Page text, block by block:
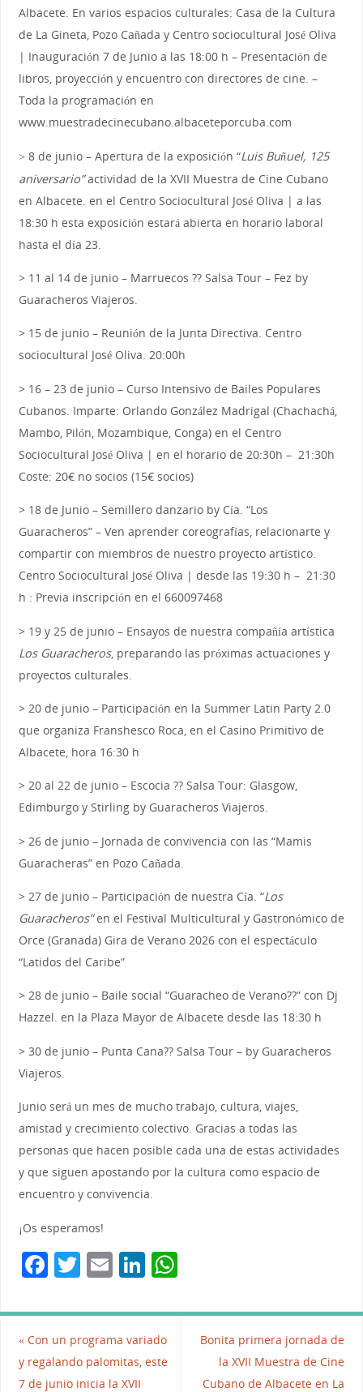
Albacete. En varios espacios culturales: Casa de la Cultura
de La Gineta, Pozo Cañada y Centro sociocultural José Oliva
| Inauguración 7 de Junio a las 18:00 h – Presentación de
libros, proyección y encuentro con directores de cine. –
Toda la programación en
www.muestradecinecubano.albaceteporcuba.com
> 8 de junio – Apertura de la exposición “Luis Buñuel, 125
aniversario”actividad de la XVII Muestra de Cine Cubano
en Albacete. en el Centro Sociocultural José Oliva | a las
18:30 h esta exposición estará abierta en horario laboral
hasta el día 23.
> 11 al 14 de junio – Marruecos ?? Salsa Tour – Fez by
Guaracheros Viajeros.
> 15 de junio – Reunión de la Junta Directiva. Centro
sociocultural José Oliva. 20:00h
> 16 – 23 de junio – Curso Intensivo de Bailes Populares
Cubanos. Imparte: Orlando González Madrigal (Chachachá,
Mambo, Pilón, Mozambique, Conga) en el Centro
Sociocultural José Oliva | en el horario de 20:30h – 21:30h
Coste: 20€ no socios (15€ socios)
> 18 de Junio – Semillero danzario by Cía. “Los
Guaracheros” – Ven aprender coreografías, relacionarte y
compartir con miembros de nuestro proyecto artístico.
Centro Sociocultural José Oliva | desde las 19:30 h – 21:30
h : Previa inscripción en el 660097468
> 19 y 25 de junio – Ensayos de nuestra compañía artística
Los Guaracheros, preparando las próximas actuaciones y
proyectos culturales.
> 20 de junio – Participación en la Summer Latin Party 2.0
que organiza Franshesco Roca, en el Casino Primitivo de
Albacete, hora 16:30 h
> 20 al 22 de junio – Escocia ?? Salsa Tour: Glasgow,
Edimburgo y Stirling by Guaracheros Viajeros.
> 26 de junio – Jornada de convivencia con las “Mamis
Guaracheras” en Pozo Cañada.
> 27 de junio – Participación de nuestra Cía. “Los
Guaracheros”en el Festival Multicultural y Gastronómico de
Orce (Granada) Gira de Verano 2026 con el espectáculo
“Latidos del Caribe”
> 28 de junio – Baile social “Guaracheo de Verano??” con Dj
Hazzel. en la Plaza Mayor de Albacete desde las 18:30 h
> 30 de junio – Punta Cana?? Salsa Tour – by Guaracheros
Viajeros.
Junio será un mes de mucho trabajo, cultura, viajes,
amistad y crecimiento colectivo. Gracias a todas las
personas que hacen posible cada una de estas actividades
y que siguen apostando por la cultura como espacio de
encuentro y convivencia.
¡Os esperamos!
F
c
e
b
T
itt
er
E
ai
l
Li
k
e
dI
W
at
«Con un programa variado
y regalando palomitas, este
7 de junio inicia la XVII
Bonita primera jornada de
la XVII Muestra de Cine
Cubano de Albacete en La